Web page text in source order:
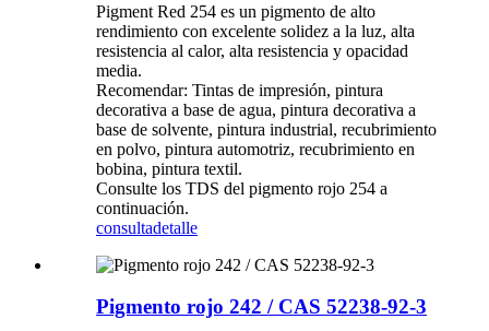
Pigment Red 254 es un pigmento de alto
rendimiento con excelente solidez a la luz, alta
resistencia al calor, alta resistencia y opacidad
media.
Recomendar: Tintas de impresión, pintura
decorativa a base de agua, pintura decorativa a
base de solvente, pintura industrial, recubrimiento
en polvo, pintura automotriz, recubrimiento en
bobina, pintura textil.
Consulte los TDS del pigmento rojo 254 a
continuación.
consultadetalle
Pigmento rojo 242 / CAS 52238-92-3